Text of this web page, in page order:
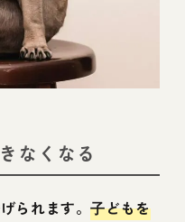
なくなる
られます。子どもを